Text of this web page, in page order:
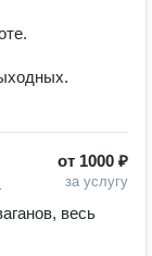
от 1000 ₽
за услугу
весь